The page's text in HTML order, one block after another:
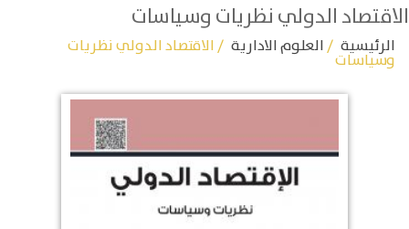
الاقتصاد الدولي نظريات وسياسات
الرئيسية /العلوم الادارية / الاقتصاد الدولي نظريات
وسياسات